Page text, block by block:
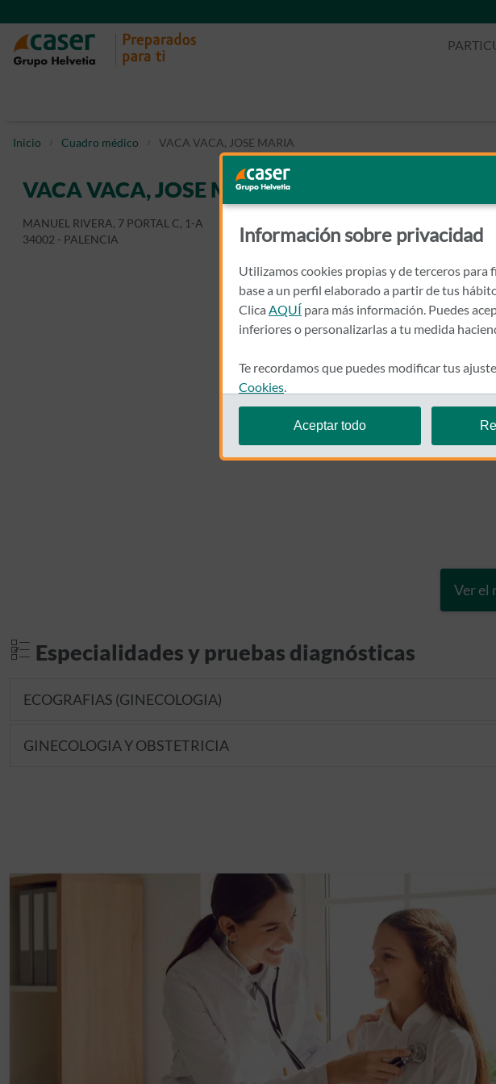
Inicio Cuadro médico VACA VACA, JOSE MARIA
VACA VACA, JOSE MARIA
MANUEL RIVERA, 7 PORTAL C, 1-A
34002 - PALENCIA
Ver el
Especialidades y pruebas diagnósticas
ECOGRAFIAS (GINECOLOGIA)
GINECOLOGIA Y OBSTETRICIA
Información sobre privacidad
Utilizamos cookies propias y de terceros
base a un perfil elaborado a partir de tus
Clica AQUÍ para más información. Puedes
inferiores o personalizarlas a tu medida
Te recordamos que puedes modificar tus
Cookies.
Aceptar todo